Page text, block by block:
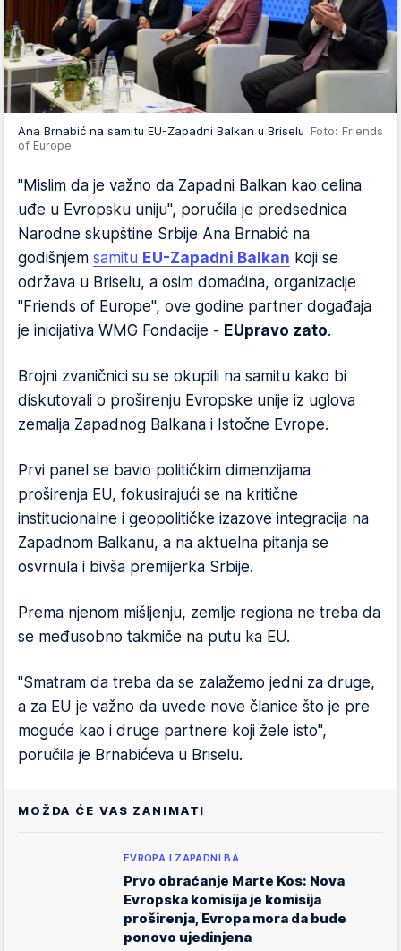
Ana Brnabić na samitu EU-Zapadni Balkan u Briselu Foto: Friends
of Europe
"Mislim da je važno da Zapadni Balkan kao celina
uđe u Evropsku uniju", poručila je predsednica
Narodne skupštine Srbije Ana Brnabić na
godišnjem samitu EU-Zapadni Balkan koji se
održava u Briselu, a osim domaćina, organizacije
"Friends of Europe", ove godine partner događaja
je inicijativa WMG Fondacije - EUpravo zato.
Brojni zvaničnici su se okupili na samitu kako bi
diskutovali o proširenju Evropske unije iz uglova
zemalja Zapadnog Balkana i Istočne Evrope.
Prvi panel se bavio političkim dimenzijama
proširenja EU, fokusirajući se na kritične
institucionalne i geopolitičke izazove integracija na
Zapadnom Balkanu, a na aktuelna pitanja se
osvrnula i bivša premijerka Srbije.
Prema njenom mišljenju, zemlje regiona ne treba da
se međusobno takmiče na putu ka EU.
"Smatram da treba da se zalažemo jedni za druge,
a za EU je važno da uvede nove članice što je pre
moguće kao i druge partnere koji žele isto",
poručila je Brnabićeva u Briselu.
MOŽDA ĆE VAS ZANIMATI
EVROPA I ZAPADNI BA…
Prvo obraćanje Marte Kos: Nova
Evropska komisija je komisija
proširenja, Evropa mora da bude
ponovo ujedinjena